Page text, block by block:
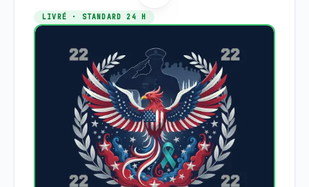
LIVRÉ · STANDARD 24 H